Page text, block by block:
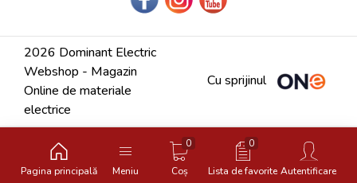
2026 Dominant Electric
Webshop - Magazin
Online de materiale
electrice
Cu sprijinul
Pagina principală Meniu
0
Coș
0
Lista de favorite Autentificare